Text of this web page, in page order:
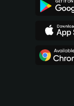
Português (Brasil)